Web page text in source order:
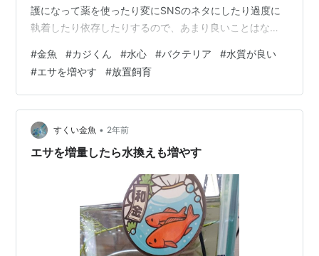
護になって薬を使ったり変にSNSのネタにしたり過度に
執着したり依存したりするので、あまり良いことはな
前回の記事↓ funaosarasa.hatenablog.com 7/18 前回か
ら数えて27日目、カジくんの水換えを行いました💪 見た
目は全くキレイだけど、真夏ということと水位が30リッ
トルの線に来てるので⤵️ 水換えビフォー① 右上に水位線
あり ② エアポンプがフタの上に ず…
#金魚 #カジくん #水心 #バクテリア #水質が良い
#エサを増やす #放置飼育
すくい金魚 • 2年前
エサを増量したら水換えも増やす